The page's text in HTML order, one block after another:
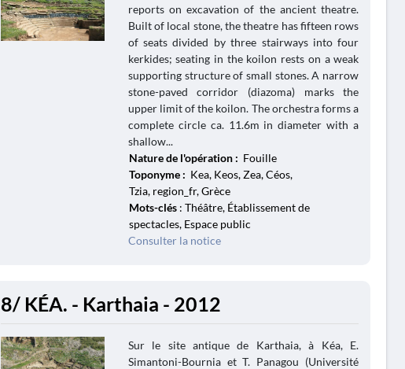
reports on excavation of the ancient theatre.
Built of local stone, the theatre has fifteen rows
of seats divided by three stairways into four
kerkides; seating in the koilon rests on a weak
supporting structure of small stones. A narrow
stone-paved corridor (diazoma) marks the
upper limit of the koilon. The orchestra forms a
complete circle ca. 11.6m in diameter with a
shallow...
Nature de l'opération : Fouille
Toponyme : Kea, Keos, Zea, Céos,
Tzia, region_fr, Grèce
Mots-clés: Théâtre, Établissement de
spectacles, Espace public
Consulter la notice
8/ KÉA. - Karthaia - 2012
Sur le site antique de Karthaia, à Kéa, E.
Simantoni-Bournia et T. Panagou (Université